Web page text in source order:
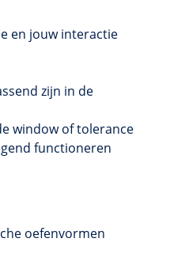
en jouw interactie
zijn in de
window of tolerance
functioneren
oefenvormen